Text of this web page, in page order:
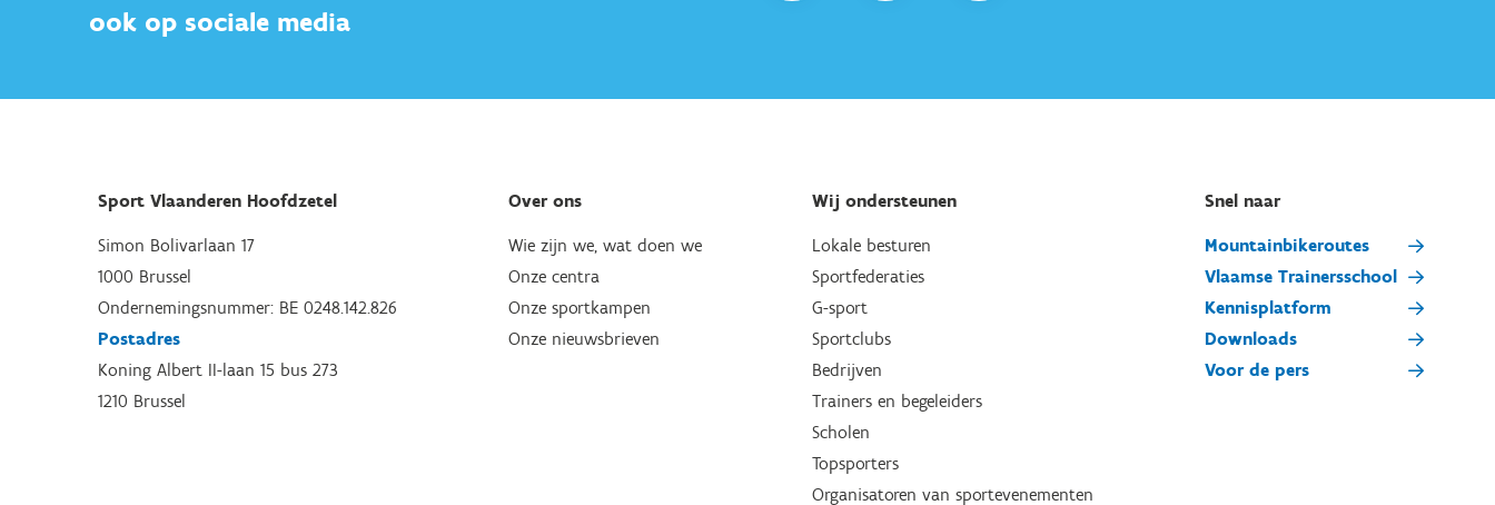
ook op sociale media
Sport Vlaanderen Hoofdzetel
Simon Bolivarlaan 17
1000 Brussel
Ondernemingsnummer: BE 0248.142.826
Postadres
Koning Albert II-laan 15 bus 273
1210 Brussel
Over ons
Wie zijn we, wat doen we
Onze centra
Onze sportkampen
Onze nieuwsbrieven
Wij ondersteunen
Lokale besturen
Sportfederaties
G-sport
Sportclubs
Bedrijven
Trainers en begeleiders
Scholen
Topsporters
Organisatoren van sportevenementen
Snel naar
Mountainbikeroutes
Vlaamse Trainersschool
Kennisplatform
Downloads
Voor de pers